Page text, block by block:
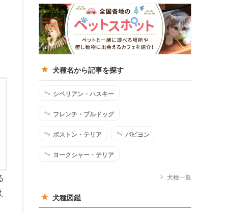
犬種名から記事を探す
シベリアン・ハスキー
フレンチ・ブルドッグ
ボストン・テリア パピヨン
ヨークシャー・テリア
犬種一覧
犬種図鑑